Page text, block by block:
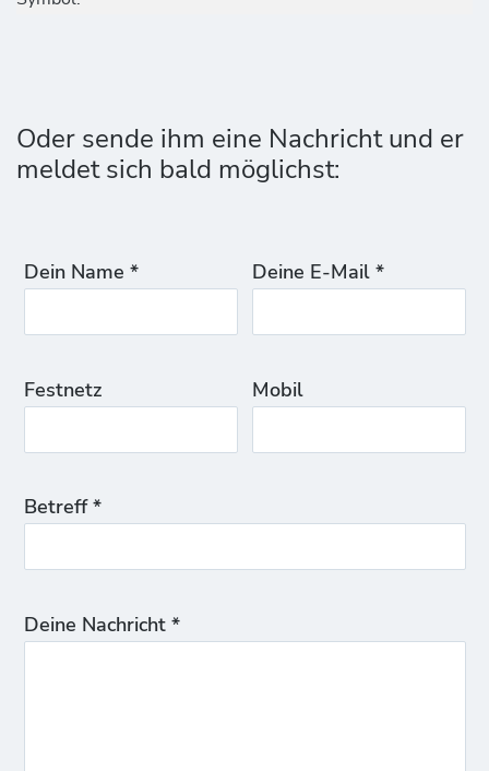
Oder sende ihm eine Nachricht und er
meldet sich bald möglichst:
Dein Name * Deine E-Mail *
Festnetz Mobil
Betreff *
Deine Nachricht *